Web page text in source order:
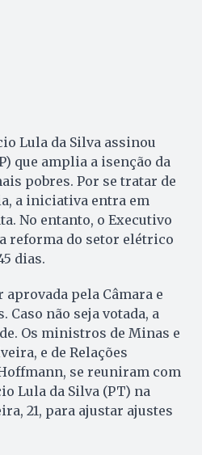
Lula da Silva assinou
que amplia a isenção da
pobres. Por se tratar de
a iniciativa entra em
No entanto, o Executivo
reforma do setor elétrico
dias.
aprovada pela Câmara e
Caso não seja votada, a
Os ministros de Minas e
e de Relações
se reuniram com
Lula da Silva (PT) na
21, para ajustar ajustes